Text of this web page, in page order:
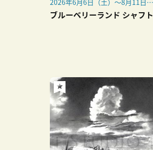
2026年6月6日（土）～8月11日
（火・祝）
ブルーベリーランド シャフト